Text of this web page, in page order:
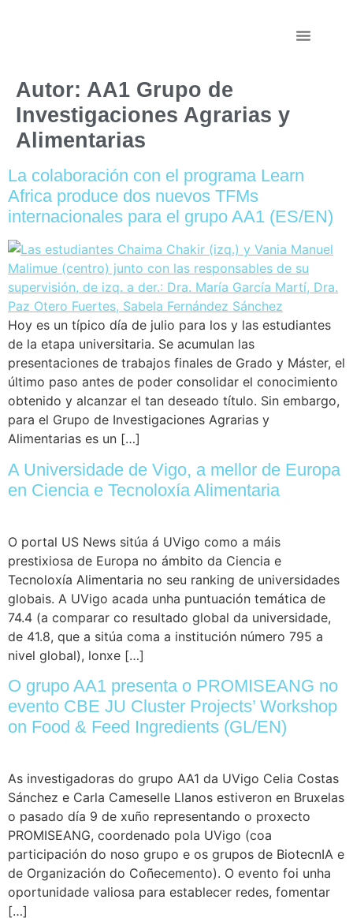
Autor: AA1 Grupo de
Investigaciones Agrarias y
Alimentarias
La colaboración con el programa Learn
Africa produce dos nuevos TFMs
internacionales para el grupo AA1 (ES/EN)
Hoy es un típico día de julio para los y las estudiantes
de la etapa universitaria. Se acumulan las
presentaciones de trabajos finales de Grado y Máster, el
último paso antes de poder consolidar el conocimiento
obtenido y alcanzar el tan deseado título. Sin embargo,
para el Grupo de Investigaciones Agrarias y
Alimentarias es un […]
A Universidade de Vigo, a mellor de Europa
en Ciencia e Tecnoloxía Alimentaria
O portal US News sitúa á UVigo como a máis
prestixiosa de Europa no ámbito da Ciencia e
Tecnoloxía Alimentaria no seu ranking de universidades
globais. A UVigo acada unha puntuación temática de
74.4 (a comparar co resultado global da universidade,
de 41.8, que a sitúa coma a institución número 795 a
nivel global), lonxe […]
O grupo AA1 presenta o PROMISEANG no
evento CBE JU Cluster Projects’ Workshop
on Food & Feed Ingredients (GL/EN)
As investigadoras do grupo AA1 da UVigo Celia Costas
Sánchez e Carla Cameselle Llanos estiveron en Bruxelas
o pasado día 9 de xuño representando o proxecto
PROMISEANG, coordenado pola UVigo (coa
participación do noso grupo e os grupos de BiotecnIA e
de Organización do Coñecemento). O evento foi unha
oportunidade valiosa para establecer redes, fomentar
[…]